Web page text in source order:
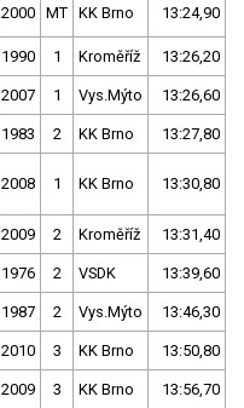
2000 MT KK Brno 13:24,90
1990 1 Kroměříž 13:26,20
2007 1 Vys.Mýto 13:26,60
1983 2 KK Brno 13:27,80
2008 1 KK Brno 13:30,80
2009 2 Kroměříž 13:31,40
1976 2 VSDK 13:39,60
1987 2 Vys.Mýto 13:46,30
2010 3 KK Brno 13:50,80
2009 3 KK Brno 13:56,70